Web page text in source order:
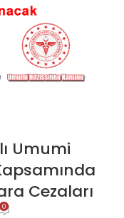
Umumi
Cezaları
0